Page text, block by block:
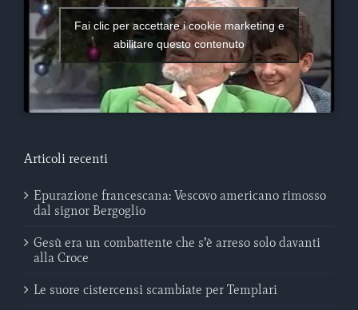
Fai clic per accettare i cookie marketing e
abilitare questo contenuto
Articoli recenti
Epurazione francescana: Vescovo americano rimosso
dal signor Bergoglio
Gesù era un combattente che s’è arreso solo davanti
alla Croce
Le suore cistercensi scambiate per Templari